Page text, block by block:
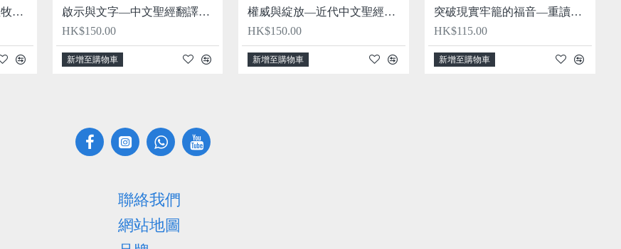
俗世洪流中的堅信—從教牧書信看顛覆現實的基督信仰
啟示與文字—中文聖經翻譯的故事（1807-1919）
HK$150.00
新增至購物車
權威與綻放—近代中文聖經翻譯及譯本比較
HK$150.00
新增至購物車
突破現實牢籠的福音—重讀監獄書信
HK$115.00
新增至購物車
聯絡我們
網站地圖